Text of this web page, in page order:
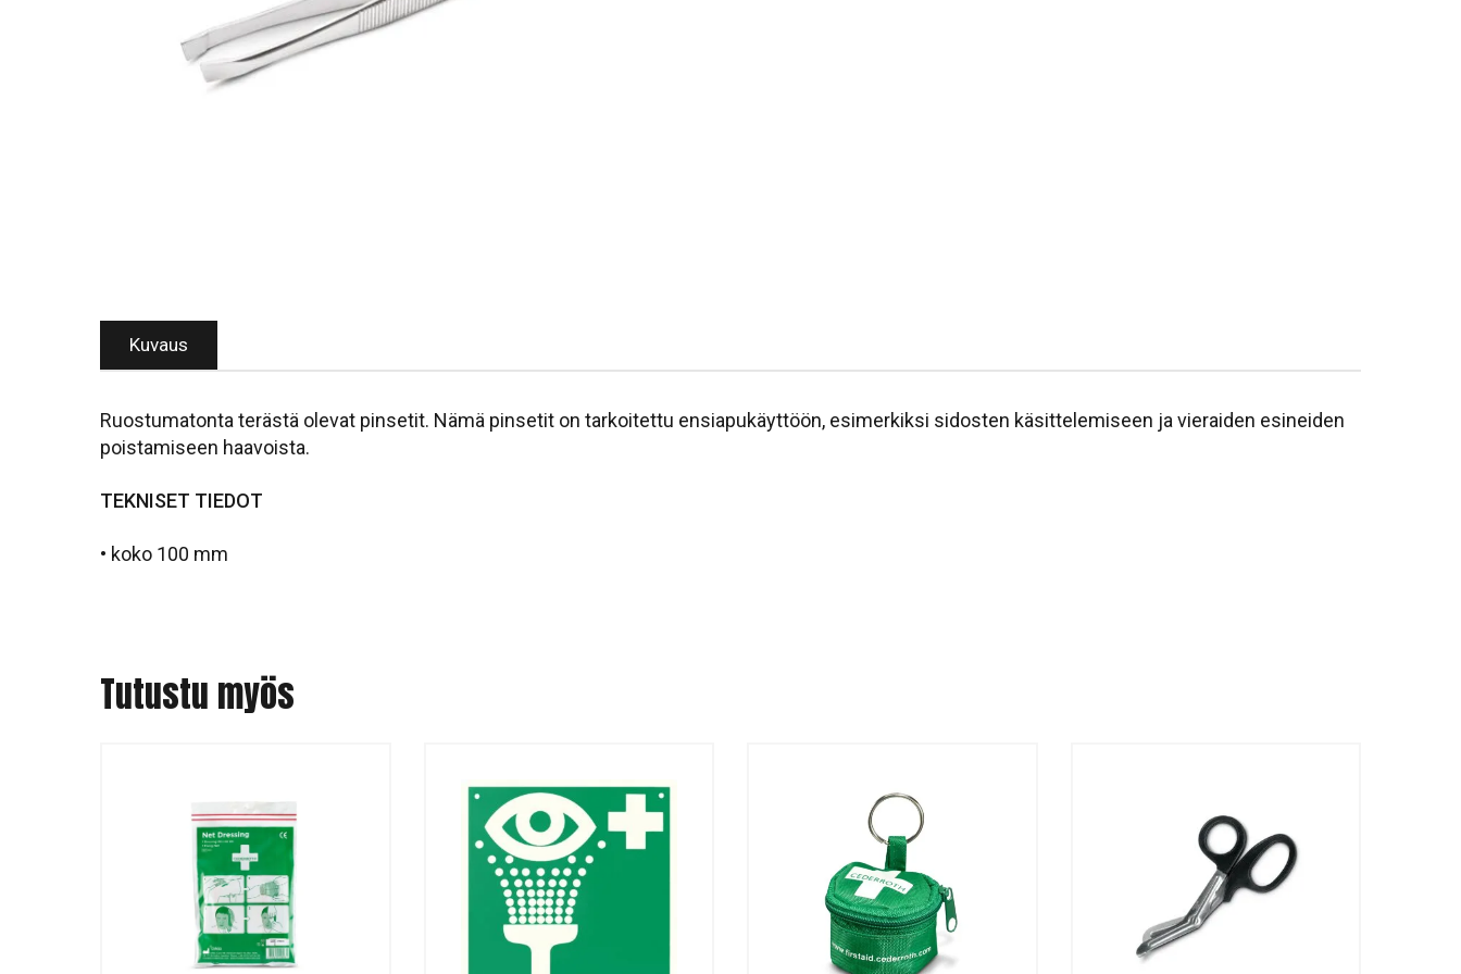
Kuvaus
Ruostumatonta terästä olevat pinsetit. Nämä pinsetit on tarkoitettu ensiapukäyttöön, esimerkiksi sidosten käsittelemiseen ja vieraiden esineiden
poistamiseen haavoista.
TEKNISET TIEDOT
• koko 100 mm
Tutustu myös